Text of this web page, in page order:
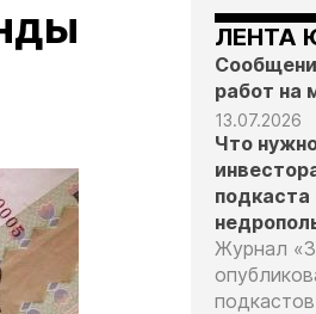
ЛЕНТА
работ на
13.07.2026
Что
подкаста
Журнал